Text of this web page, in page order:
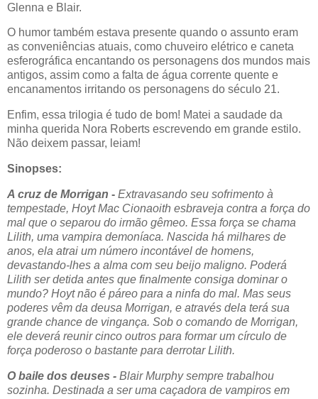
Glenna e Blair.
O humor também estava presente quando o assunto eram
as conveniências atuais, como chuveiro elétrico e caneta
esferográfica encantando os personagens dos mundos mais
antigos, assim como a falta de água corrente quente e
encanamentos irritando os personagens do século 21.
Enfim, essa trilogia é tudo de bom! Matei a saudade da
minha querida Nora Roberts escrevendo em grande estilo.
Não deixem passar, leiam!
Sinopses:
A cruz de Morrigan - Extravasando seu sofrimento à
tempestade, Hoyt Mac Cionaoith esbraveja contra a força do
mal que o separou do irmão gêmeo. Essa força se chama
Lilith, uma vampira demoníaca. Nascida há milhares de
anos, ela atrai um número incontável de homens,
devastando-lhes a alma com seu beijo maligno. Poderá
Lilith ser detida antes que finalmente consiga dominar o
mundo? Hoyt não é páreo para a ninfa do mal. Mas seus
poderes vêm da deusa Morrigan, e através dela terá sua
grande chance de vingança. Sob o comando de Morrigan,
ele deverá reunir cinco outros para formar um círculo de
força poderoso o bastante para derrotar Lilith.
O baile dos deuses - Blair Murphy sempre trabalhou
sozinha. Destinada a ser uma caçadora de vampiros em